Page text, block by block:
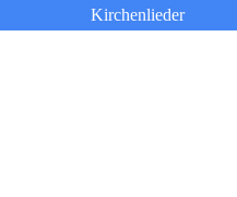
Kirchenlieder